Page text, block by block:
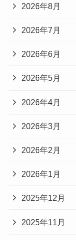
2026年8月
2026年7月
2026年6月
2026年5月
2026年4月
2026年3月
2026年2月
2026年1月
2025年12月
2025年11月